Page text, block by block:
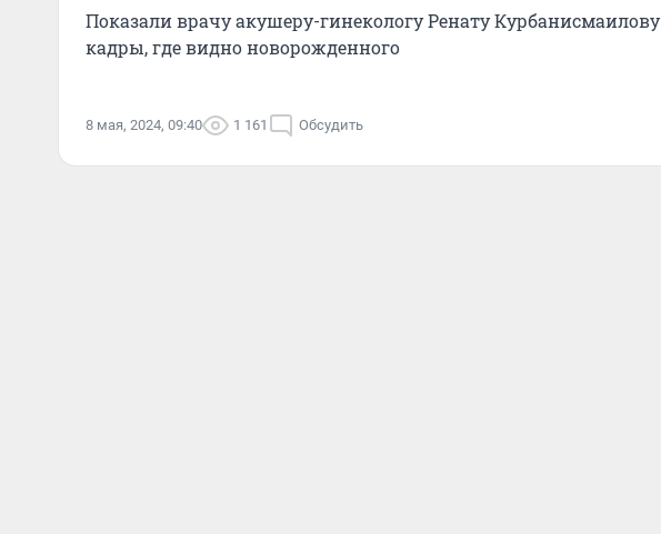
Показали врачу акушеру-гинекологу Ренату Курбанисмаилову
кадры, где видно новорожденного
8 мая, 2024, 09:40 1 161 Обсудить